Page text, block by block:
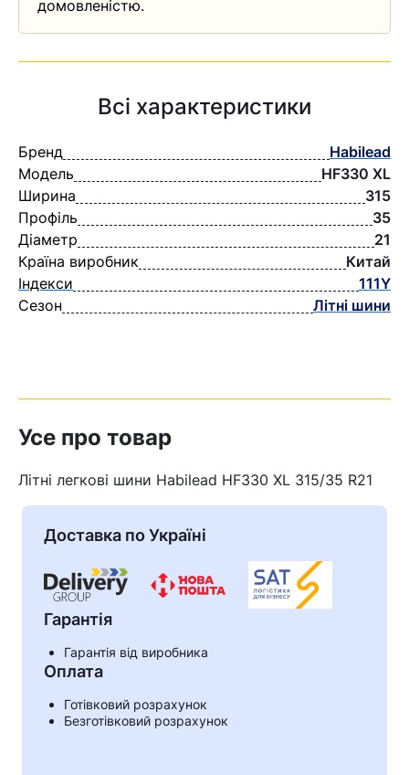
Кошик
домовленістю.
Всі характеристики
Бренд
Habilead
Модель
HF330 XL
Ширина
315
Профіль
35
Діаметр
21
Країна виробник
Китай
Індекси
111Y
Сезон
Літні шини
Усе про товар
Літні легкові шини Habilead HF330 XL 315/35 R21
Доставка по Україні
Гарантія
Гарантія від виробника
Оплата
Готівковий розрахунок
Безготівковий розрахунок